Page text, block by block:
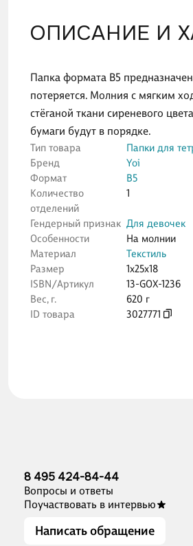
ОПИСАНИЕ И
Папка формата B5
потеряется. Молния с мягким
стёганой ткани сиреневого
бумаги будут в порядке.
Тип товара
Папки для
Бренд
Yoi
Формат
В5
Количество
отделений
1
Гендерный признак Для девочек
Особенности
На молнии
Материал
Текстиль
Размер
1x25x18
ISBN/Артикул
13-GOX-1236
Вес, г.
620 г
ID товара
3027771
8 495 424-84-44
Вопросы и ответы
Поучаствовать в интервью
Написать обращение